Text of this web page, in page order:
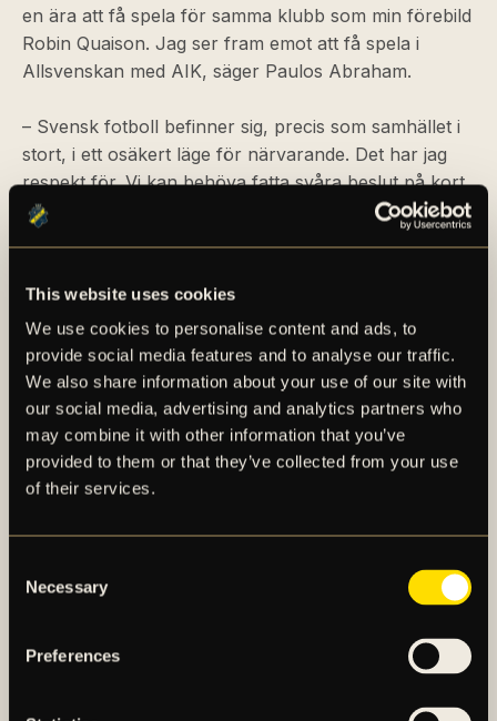
This website uses cookies
We use cookies to personalise content and ads, to
provide social media features and to analyse our traffic.
We also share information about your use of our site with
our social media, advertising and analytics partners who
may combine it with other information that you’ve
provided to them or that they’ve collected from your use
of their services.
Selection
Necessary
Preferences
en ära att få spela för samma klubb som min förebild
Robin Quaison. Jag ser fram emot att få spela i
Allsvenskan med AIK, säger Paulos Abraham.
– Svensk fotboll befinner sig, precis som samhället i
stort, i ett osäkert läge för närvarande. Det har jag
respekt för. Vi kan behöva fatta svåra beslut på kort
sikt och det har vi beredskap för. Samtidigt ska vi
försöka skapa värde över tid. Denna affär har vi
förhållandevis mycket låg investeringskostnad kan
skapa stora potentiella intäkter, vilket varit avgörande
för att AIK Fotboll ska investera i en utökning av
spelartruppen, säger Björn Wesström.
För en längre faktapresentation av Paulos Abraham,
se det bifogade materialet i detta pressmeddelande.
AIK – SEDAN 1891